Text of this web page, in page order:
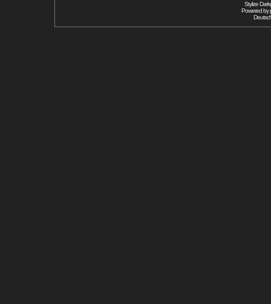
Stylize
Powered by